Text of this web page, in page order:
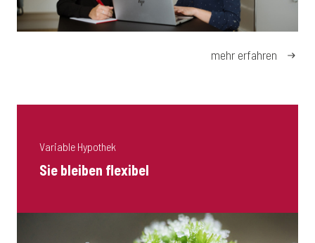
mehr erfahren
Variable Hypothek
Sie bleiben flexibel